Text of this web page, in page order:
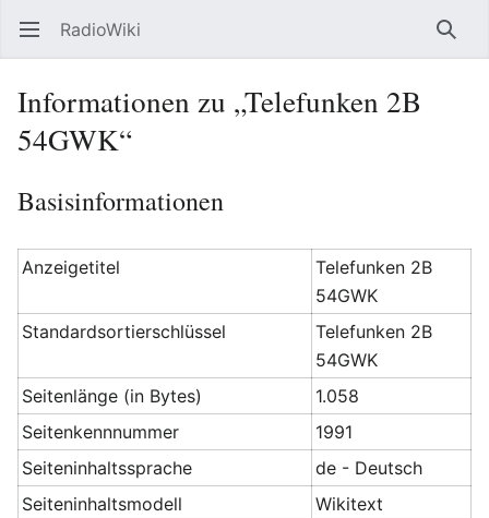
Hauptmenü öffnen RadioWiki
Informationen zu „Telefunken 2B
54GWK“
Basisinformationen
Anzeigetitel
Telefunken 2B
54GWK
Standardsortierschlüssel
Telefunken 2B
54GWK
Seitenlänge (in Bytes)
1.058
Seitenkennnummer
1991
Seiteninhaltssprache
de - Deutsch
Seiteninhaltsmodell
Wikitext